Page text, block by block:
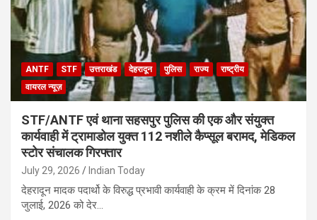
ANTF STF उत्तराखंड देहरादून पुलिस राज्य
राष्ट्रीय
वायरल न्यूज़
STF/ANTF एवं थाना सहसपुर पुलिस की एक और संयुक्त
कार्यवाही में ट्रामाडोल युक्त 112 नशीले कैप्सूल बरामद, मेडिकल
स्टोर संचालक गिरफ्तार
July 29, 2026 Indian Today
देहरादून मादक पदार्थो के विरुद्ध प्रभावी कार्यवाही के क्रम में दिनांक 28
जुलाई, 2026 को देर…